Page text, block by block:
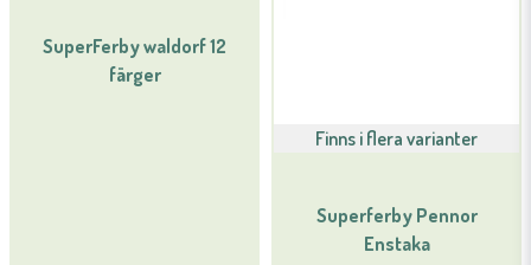
SuperFerby waldorf 12
färger
Finns i flera varianter
Superferby Pennor
Enstaka